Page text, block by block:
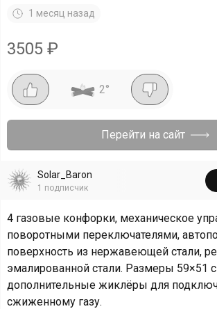
1 месяц назад
3505 ₽
2°
Перейти на сайт
Solar_Baron
1 подписчик
4 газовые конфорки, механическое
поворотными переключателями,
поверхность из нержавеющей стали,
эмалированной стали. Размеры 59×51
дополнительные жиклёры для
сжиженному газу.